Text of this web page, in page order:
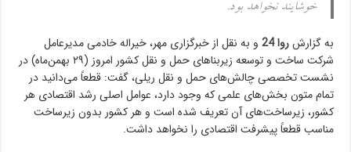
خوشایند نخواهد بود.
به گزارشروا 24
و به نقل از خبرگزاری مهر، خیراله خادمی مدیرعامل
شرکت ساخت و توسعه زیربناهای حمل و نقل کشور امروز (۲۹ بهمن‌ماه) در
نشست تخصصی چالش‌های حمل و نقل ریلی، گفت: قطعاً می‌دانید در
تمام متون بخش‌های علمی که وجود دارد، عوامل اصلی رشد اقتصادی هر
کشور، زیرساخت‌های آن تعریف شده است و هر کشور بدون زیرساخت
مناسب قطعاً پیشرفت اقتصادی را نخواهد داشت.